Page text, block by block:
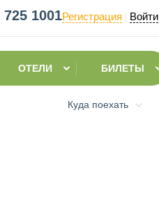
725 1001Регистрация Войти
ОТЕЛИ БИЛЕТЫ
Куда поехать